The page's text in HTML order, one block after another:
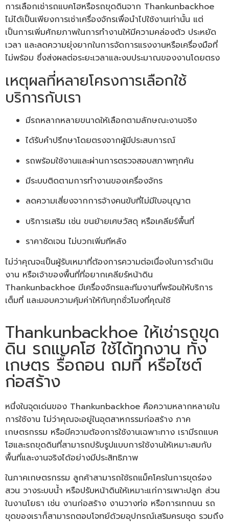
การเลือกเช่ารถแบคโฮหรือรถขุดดินจาก Thankunbackhoe
ไม่ได้เป็นเพียงการเช่าเครื่องจักรเพื่อนำไปใช้งานเท่านั้น แต่
เป็นการเพิ่มศักยภาพในการทำงานให้มีความคล่องตัว ประหยัด
เวลา และลดความยุ่งยากในการจัดการแรงงานหรือเครื่องมือที่
ไม่พร้อม ซึ่งส่งผลต่อระยะเวลาและงบประมาณของงานโดยตรง
เหตุผลที่หลายโครงการเลือกใช้
บริการกับเรา
มีรถหลากหลายขนาดให้เลือกตามลักษณะงานจริง
ได้รับคำปรึกษาโดยตรงจากผู้มีประสบการณ์
รถพร้อมใช้งานและผ่านการตรวจสอบสภาพทุกคัน
มีระบบติดตามการทำงานของเครื่องจักร
ลดความเสี่ยงจากการจ้างคนขับที่ไม่มีใบอนุญาต
บริการเสริม เช่น ขนย้ายเศษวัสดุ หรือเคลียร์พื้นที่
ราคาชัดเจน ไม่บวกเพิ่มทีหลัง
ไม่ว่าคุณจะเป็นผู้รับเหมาที่ต้องการความต่อเนื่องในการดำเนิน
งาน หรือเจ้าของพื้นที่ที่อยากเคลียร์หน้าดิน
Thankunbackhoe มีเครื่องจักรและทีมงานที่พร้อมให้บริการ
เต็มที่ และมอบความคุ้มค่าให้กับทุกชั่วโมงที่คุณใช้
Thankunbackhoe ให้เช่ารถขุด
ดิน รถแบคโฮ ใช้ได้ทุกงาน ทั้ง
เกษตร รื้อถอน ถมที่ หรือไซต์
ก่อสร้าง
หนึ่งในจุดเด่นของ Thankunbackhoe คือความหลากหลายใน
การใช้งาน ไม่ว่าคุณจะอยู่ในอุตสาหกรรมก่อสร้าง ภาค
เกษตรกรรม หรือมีความต้องการใช้งานเฉพาะทาง เรามีรถแบค
โฮและรถขุดดินที่สามารถปรับรูปแบบการใช้งานให้เหมาะสมกับ
พื้นที่และงานจริงได้อย่างมีประสิทธิภาพ
ในภาคเกษตรกรรม ลูกค้าสามารถใช้รถแม็คโครในการขุดร่อง
สวน วางระบบน้ำ หรือปรับหน้าดินให้เหมาะแก่การเพาะปลูก ส่วน
ในงานโยธา เช่น งานก่อสร้าง งานวางท่อ หรือการเทถนน รถ
ขุดของเราก็สามารถตอบโจทย์ด้วยอุปกรณ์เสริมครบชุด รวมถึง